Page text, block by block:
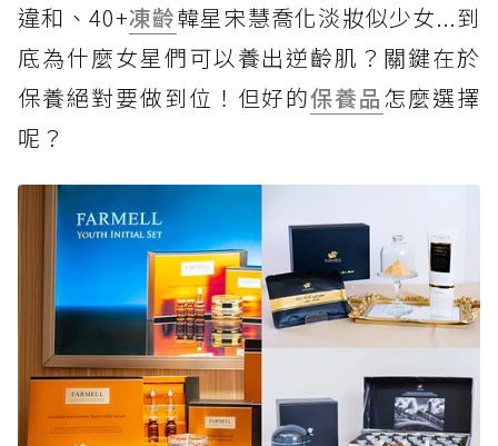
違和、40+凍齡韓星宋慧喬化淡妝似少女...到
底為什麼女星們可以養出逆齡肌？關鍵在於
保養絕對要做到位！但好的保養品怎麼選擇
呢？